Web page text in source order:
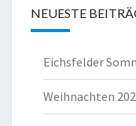
NEUESTE
Eichsfelder
Weihnachten